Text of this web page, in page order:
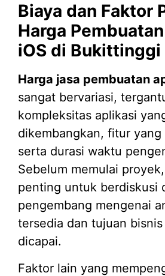
Biaya dan Faktor
Harga
iOS di Bukittinggi
Harga jasa pembuatan
sangat bervariasi,
kompleksitas aplikasi
dikembangkan, fitur yang
serta durasi waktu
Sebelum memulai
penting untuk berdiskusi
pengembang mengenai
tersedia dan tujuan
dicapai.
Faktor lain yang